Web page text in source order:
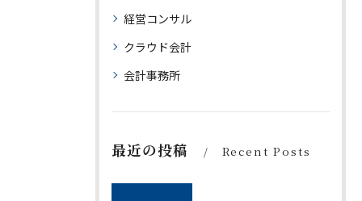
経営コンサル
クラウド会計
会計事務所
最近の投稿 Recent Posts